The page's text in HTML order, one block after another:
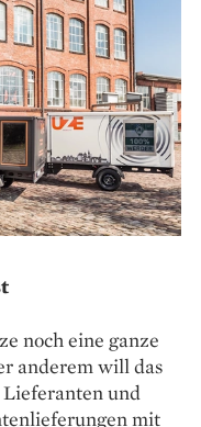
noch eine ganze
anderem will das
und
mit